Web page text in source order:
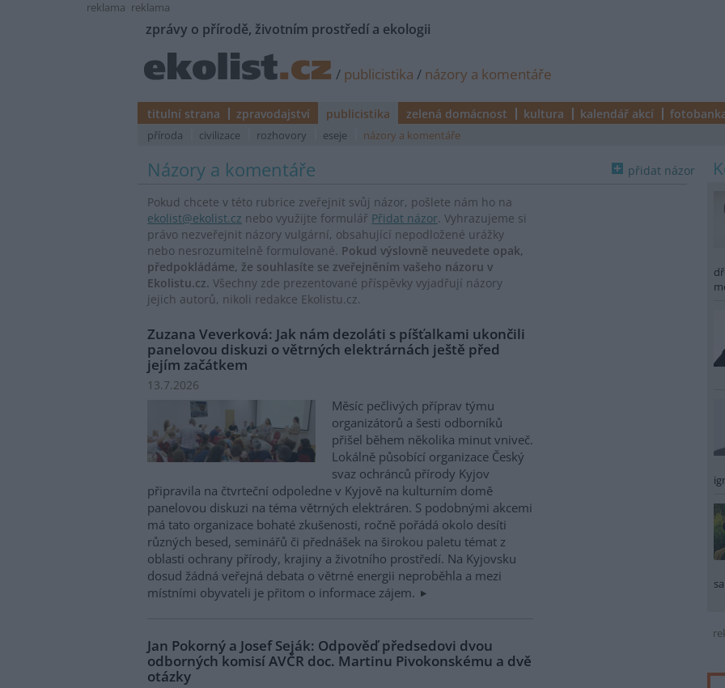
reklama reklama
zprávy o přírodě, životním prostředí a ekologii
/ publicistika / názory a komentáře
titulní strana zpravodajství publicistika zelená domácnost kultura kalendář akcí
příroda civilizace rozhovory eseje názory a komentáře
přidat názor
Názory a komentáře
Pokud chcete v této rubrice zveřejnit svůj názor, pošlete nám ho na
ekolist@ekolist.cz nebo využijte formulář Přidat názor. Vyhrazujeme si
právo nezveřejnit názory vulgární, obsahující nepodložené urážky
nebo nesrozumitelně formulované. Pokud výslovně neuvedete opak,
předpokládáme, že souhlasíte se zveřejněním vašeho názoru v
Ekolistu.cz. Všechny zde prezentované příspěvky vyjadřují názory
jejich autorů, nikoli redakce Ekolistu.cz.
Zuzana Veverková: Jak nám dezoláti s píšťalkami ukončili
panelovou diskuzi o větrných elektrárnách ještě před
jejím začátkem
13.7.2026
Měsíc pečlivých příprav týmu
organizátorů a šesti odborníků
přišel během několika minut vniveč.
Lokálně působící organizace Český
svaz ochránců přírody Kyjov
připravila na čtvrteční odpoledne v Kyjově na kulturním domě
panelovou diskuzi na téma větrných elektráren. S podobnými akcemi
má tato organizace bohaté zkušenosti, ročně pořádá okolo desíti
různých besed, seminářů či přednášek na širokou paletu témat z
oblasti ochrany přírody, krajiny a životního prostředí. Na Kyjovsku
dosud žádná veřejná debata o větrné energii neproběhla a mezi
místními obyvateli je přitom o informace zájem.
Jan Pokorný a Josef Seják: Odpověď předsedovi dvou
odborných komisí AVČR doc. Martinu Pivokonskému a dvě
otázky